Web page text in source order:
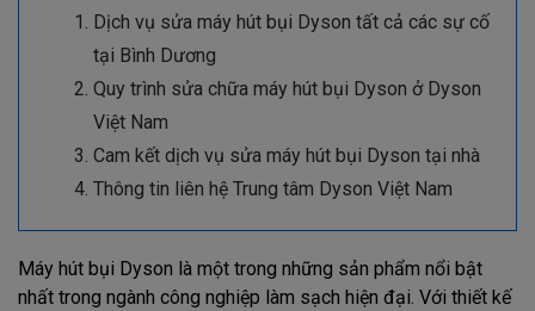
Dịch vụ sửa máy hút bụi Dyson tất cả các sự cố
tại Bình Dương
Quy trình sửa chữa máy hút bụi Dyson ở Dyson
Việt Nam
Cam kết dịch vụ sửa máy hút bụi Dyson tại nhà
Thông tin liên hệ Trung tâm Dyson Việt Nam
Máy hút bụi Dyson là một trong những sản phẩm nổi bật
nhất trong ngành công nghiệp làm sạch hiện đại. Với thiết kế